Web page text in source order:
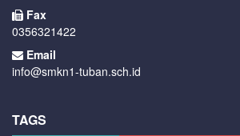
Fax
0356321422
Email
info@smkn1-tuban.sch.id
TAGS